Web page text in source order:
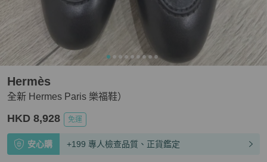
全新 Hermes Paris 樂福鞋）
Hermès
HKD 8,928 免運
安心購 +199 專人檢查品質、正貨鑑定